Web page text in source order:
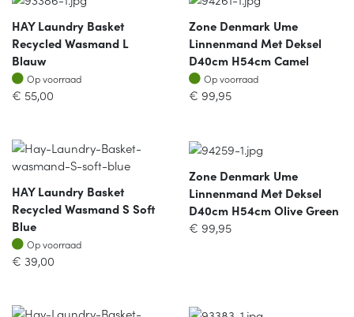
HAY Laundry Basket
Recycled Wasmand L
Blauw
Op voorraad
Op voorraad
€ 55,00
Zone Denmark Ume
Linnenmand Met Deksel
D40cm H54cm Camel
Op voorraad
Op voorraad
€ 99,95
HAY Laundry Basket
Recycled Wasmand S Soft
Blue
Op voorraad
Op voorraad
€ 39,00
Zone Denmark Ume
Linnenmand Met Deksel
D40cm H54cm Olive Green
€ 99,95